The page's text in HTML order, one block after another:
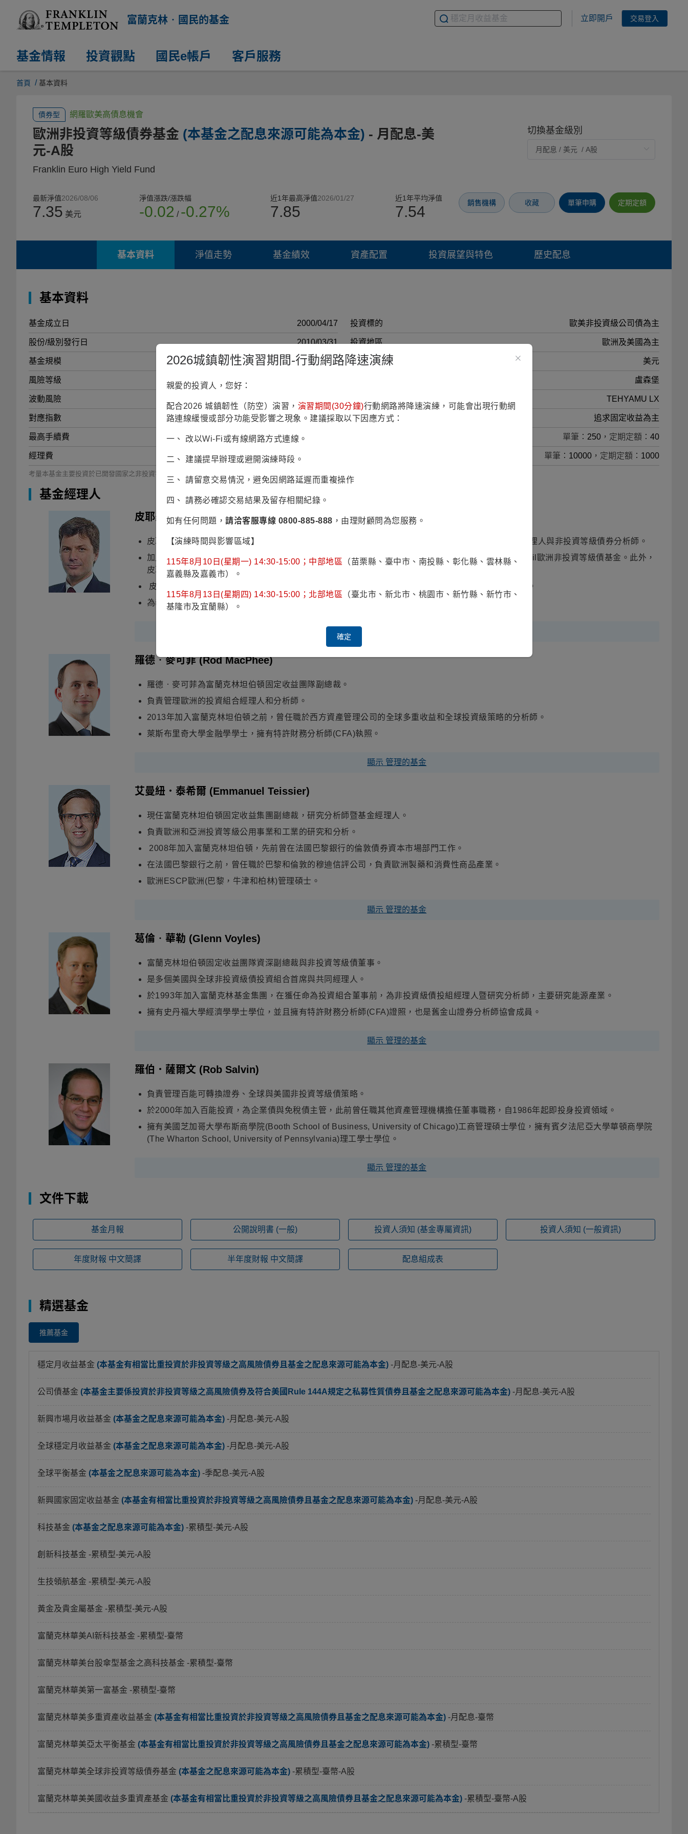
富蘭克林‧國民的基金
搜尋基金
請輸入您想搜尋的基金關鍵字
立即開戶 交易登入
基金情報 投資觀點 國民e帳戶 客戶服務
首頁 / 基本資料
債券型 網羅歐美高債息機會
歐洲非投資等級債券基金 (本基金之配息來源可能為本金) - 月配息-美
元-A股
Franklin Euro High Yield Fund
切換基金級別
最新淨值2026/08/06
7.35 美元
淨值漲跌/漲跌幅
-0.02 / -0.27%
近1年最高淨值2026/01/27
7.85
近1年平均淨值
7.54
銷售機構 收藏 單筆申購 定期定額
基本資料 淨值走勢 基金績效 資產配置 投資展望與特色 歷史配息
基本資料
基金成立日 2000/04/17
股份/級別發行日 2010/03/31
基金規模 2億8仟8佰萬歐元 (2026/07/31)
風險等級
波動風險
對應指數 ICE BofA Euro High Yield Constrained Index
最高手續費
經理費
投資標的 歐美非投資級公司債為主
投資地區 歐洲及美國為主
計價幣別 美元
盧森堡
TEHYAMU LX
投資政策 追求固定收益為主
單筆：250，定期定額：40
單筆：10000，定期定額：1000
考量本基金主要投資於已開發國家之非投資等級債券及參考過去淨值之波動性，其風險報酬為RR3。
基金經理人
皮耶羅(Piero Del Monte)
皮耶羅先生於2007年加入富蘭克林坦伯頓基金集團，現為富蘭克林坦伯頓歐洲高收益基金的共同基金經理人與非投資等級債券分析師。
加入富蘭克林坦伯頓基金集團之前，曾於Generail資產管理，負責基金的管理，自2003年起管理Generail歐洲非投資等級債基金。此外，
皮耶羅亦曾於Cazenove，擔任義大利中小型股票的研究分析師。
皮耶羅於Milano的Bocconi大學取得經濟學士的文憑，並在倫敦大學的Birkbeck學院取得財務碩士學位。
為義大利財務分析師協會(AIAF)的會員。
羅德‧麥可菲(Rod MacPhee)
羅德‧麥可菲為富蘭克林坦伯頓固定收益團隊副總裁。
負責管理歐洲的投資組合經理人和分析師。
2013年加入富蘭克林坦伯頓之前，曾任職於西方資產管理公司的全球多重收益和全球投資級策略的分析師。
萊斯布里奇大學金融學學士，擁有特許財務分析師(CFA)執照。
顯示 管理的基金
艾曼紐．泰希爾 (Emmanuel Teissier)
現任富蘭克林坦伯頓固定收益集團副總裁，研究分析師暨基金經理人。
負責歐洲和亞洲投資等級公用事業和工業的研究和分析。
2008年加入富蘭克林坦伯頓，先前曾在法國巴黎銀行的倫敦債券資本市場部門工作。
在法國巴黎銀行之前，曾任職於巴黎和倫敦的穆迪信評公司，負責歐洲製藥和消費性商品產業。
歐洲ESCP歐洲(巴黎，牛津和柏林)管理碩士。
顯示 管理的基金
葛倫‧華勒 (Glenn Voyles)
富蘭克林坦伯頓固定收益團隊資深副總裁與非投資等級債董事。
是多個美國與全球非投資級債投資組合首席與共同經理人。
於1993年加入富蘭克林基金集團，在獲任命為投資組合董事前，為非投資級債投組經理人暨研究分析師，主要研究能源產業 。
擁有史丹福大學經濟學學士學位，並且擁有特許財務分析師(CFA)證照，也是舊金山證券分析師協會成員 。
顯示 管理的基金
羅伯．薩爾文 (Rob Salvin)
負責管理百能可轉換證券、全球與美國非投資等級債策略。
於2000年加入百能投資，為企業債與免稅債主管，此前曾任職其他資產管理機構擔任董事職務，自1986年起即投身投資領域。
擁有美國芝加哥大學布斯商學院(Booth School of Business, University of Chicago)工商管理碩士學位，擁有賓夕法尼亞大學華頓商學院
(The Wharton School, University of Pennsylvania)理工學士學位。
顯示 管理的基金
文件下載
基金月報 公開說明書 (一般) 投資人須知 (基金專屬資訊) 投資人須知 (一般資訊)
年度財報 中文簡譯 半年度財報 中文簡譯 配息組成表
精選基金
推薦基金
穩定月收益基金 (本基金有相當比重投資於非投資等級之高風險債券且基金之配息來源可能為本金) -月配息-美元-A股
公司債基金 (本基金主要係投資於非投資等級之高風險債券及符合美國Rule 144A規定之私募性質債券且基金之配息來源可能為本金) -月配息-美元-A股
新興市場月收益基金 (本基金之配息來源可能為本金) -月配息-美元-A股
全球穩定月收益基金 (本基金之配息來源可能為本金) -月配息-美元-A股
全球平衡基金 (本基金之配息來源可能為本金) -季配息-美元-A股
新興國家固定收益基金 (本基金有相當比重投資於非投資等級之高風險債券且基金之配息來源可能為本金) -月配息-美元-A股
科技基金 (本基金之配息來源可能為本金) -累積型-美元-A股
創新科技基金 -累積型-美元-A股
生技領航基金 -累積型-美元-A股
黃金及貴金屬基金 -累積型-美元-A股
富蘭克林華美AI新科技基金 -累積型-臺幣
富蘭克林華美台股傘型基金之高科技基金 -累積型-臺幣
富蘭克林華美第一富基金 -累積型-臺幣
富蘭克林華美多重資產收益基金 (本基金有相當比重投資於非投資等級之高風險債券且基金之配息來源可能為本金) -月配息-臺幣
富蘭克林華美亞太平衡基金 (本基金有相當比重投資於非投資等級之高風險債券且基金之配息來源可能為本金) -累積型-臺幣
富蘭克林華美全球非投資等級債券基金 (本基金之配息來源可能為本金) -累積型-臺幣-A股
富蘭克林華美美國收益多重資產基金 (本基金有相當比重投資於非投資等級之高風險債券且基金之配息來源可能為本金) -累積型-臺幣-A股
2026城鎮韌性演習期間-行動網路降速演練
親愛的投資人，您好：
配合2026 城鎮韌性（防空）演習， 演習期間(30分鐘)行動網路將降速演練，可能會出現行動網
路連線緩慢或部分功能受影響之現象。建議採取以下因應方式：
一、 改以Wi-Fi或有線網路方式連線。
二、 建議提早辦理或避開演練時段。
三、 請留意交易情況，避免因網路延遲而重複操作
四、 請務必確認交易結果及留存相關紀錄。
如有任何問題， 請洽客服專線 0800-885-888 ，由理財顧問為您服務。
【演練時間與影響區域】
115年8月10日(星期一) 14:30-15:00；中部地區
（苗栗縣、臺中市、南投縣、彰化縣、雲林縣、
嘉義縣及嘉義市）。
115年8月13日(星期四) 14:30-15:00；北部地區
（臺北市、新北市、桃園市、新竹縣、新竹市、
基隆市及宜蘭縣）。
確定